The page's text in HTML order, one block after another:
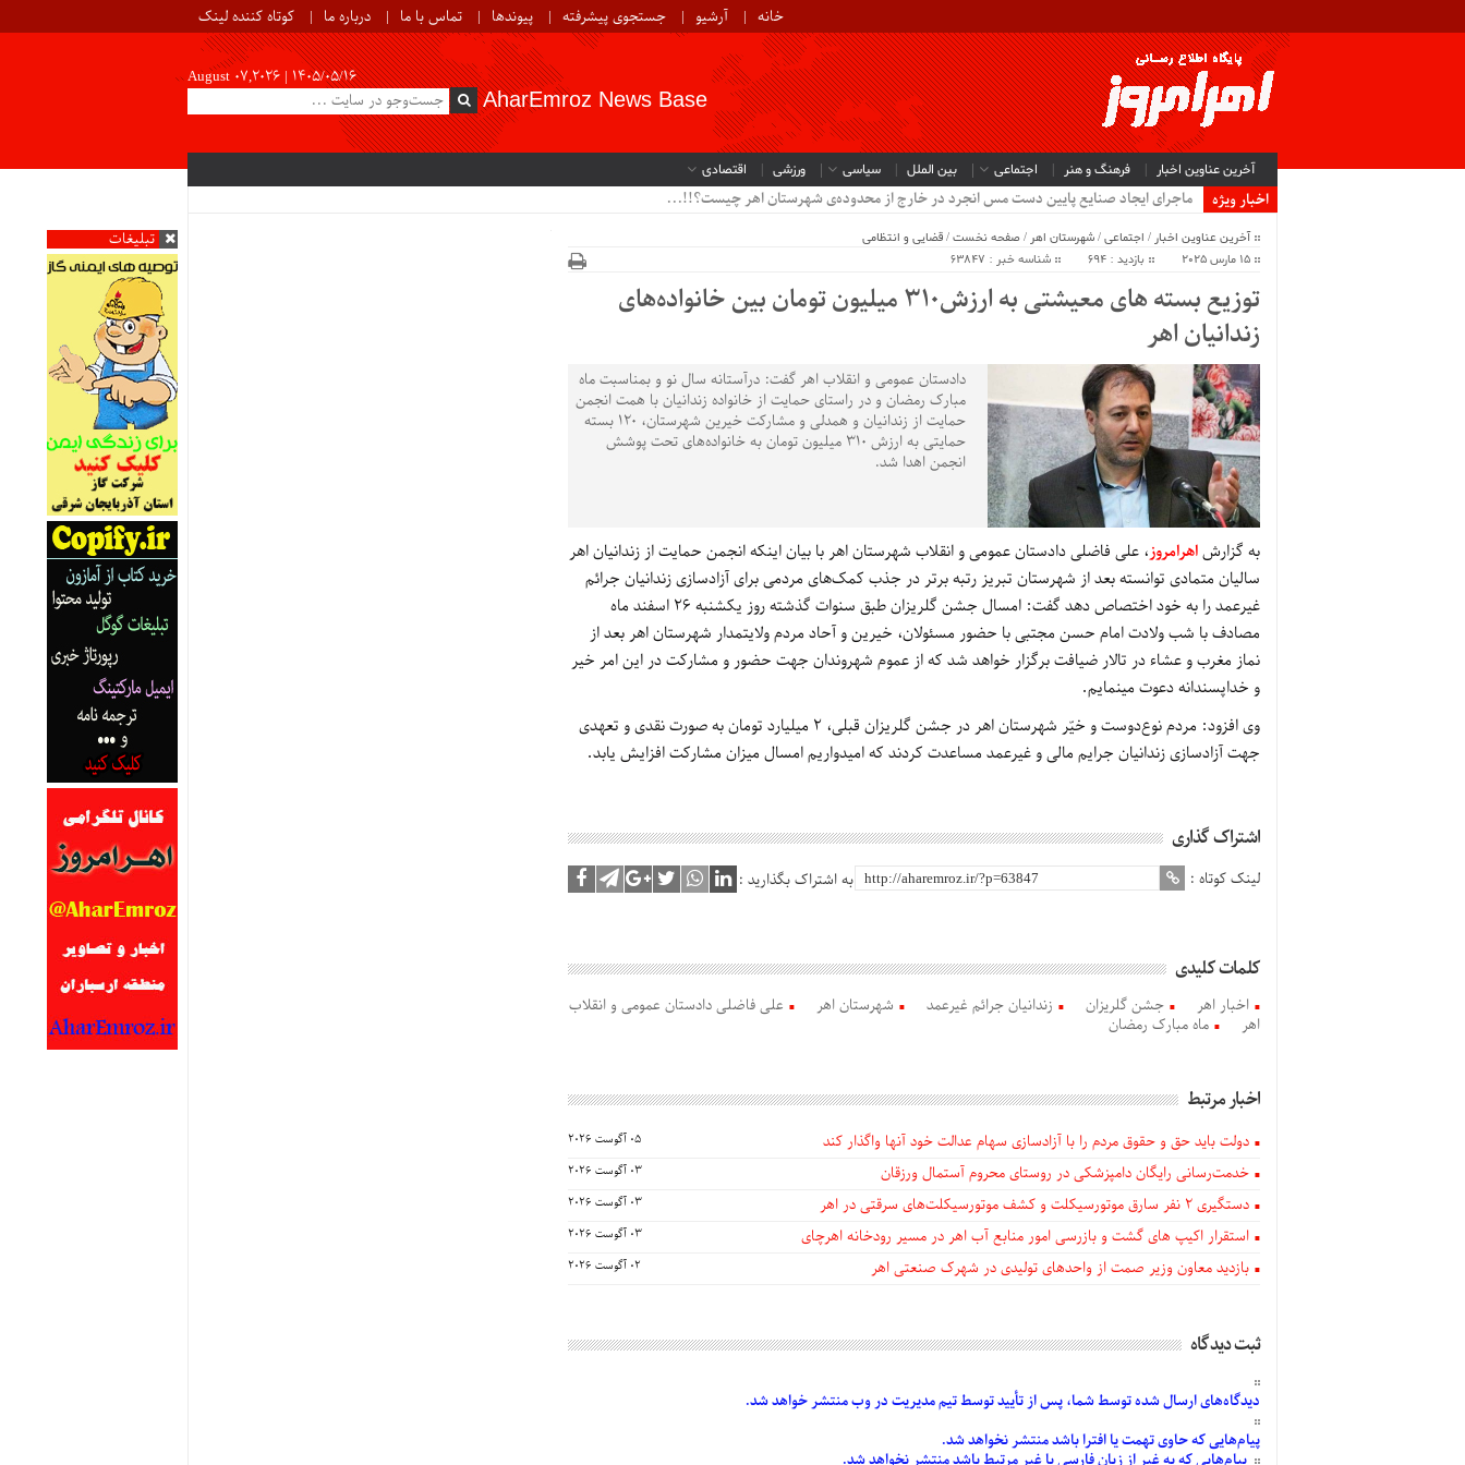
خانه آرشیو جستجوی پیشرفته پیوندها تماس با ما درباره ما کوتاه کننده لینک
August 07,2026 | ۱۴۰۵/۰۵/۱۶
AharEmroz News Base
آخرین عناوین اخبار فرهنگ و هنر اجتماعی بین الملل سیاسی ورزشی اقتصادی
اخبار ویژه
ماجرای ایجاد صنایع پایین دست مس انجرد در خارج از محدوده‌ی شهرستان اهر چیست؟!!...
تبلیغات
آخرین عناوین اخبار / اجتماعی/شهرستان اهر /صفحه نخست/قضایی و انتظامی
15 مارس 2025
بازدید : 694 شناسه خبر : 63847
توزیع بسته های معیشتی به ارزش۳۱۰ میلیون تومان بین خانواده‌های
زندانیان اهر
دادستان عمومی و انقلاب اهر گفت: درآستانه سال نو و بمناسبت ماه
مبارک رمضان و در راستای حمایت از خانواده زندانیان با همت انجمن
حمایت از زندانیان و همدلی و مشارکت خیرین شهرستان، ۱۲۰ بسته
حمایتی به ارزش ۳۱۰ میلیون تومان به خانواده‌های تحت پوشش
انجمن اهدا شد.
به گزارشاهرامروز، علی فاضلی دادستان عمومی و انقلاب شهرستان اهر با بیان اینکه انجمن حمایت از زندانیان اهر
سالیان متمادی توانسته بعد از شهرستان تبریز رتبه برتر در جذب کمک‌های مردمی برای آزادسازی زندانیان جرائم
غیرعمد را به خود اختصاص دهد گفت: امسال جشن گلریزان طبق سنوات گذشته روز یکشنبه ۲۶ اسفند ماه
مصادف با شب ولادت امام حسن مجتبی با حضور مسئولان، خیرین و آحاد مردم ولایتمدار شهرستان اهر بعد از
نماز مغرب و عشاء در تالار ضیافت برگزار خواهد شد که از عموم شهروندان جهت حضور و مشارکت در این امر خیر
و خداپسندانه دعوت مینمایم.
وی افزود: مردم نوع‌دوست و خیّر شهرستان اهر در جشن گلریزان قبلی، ۲ میلیارد تومان به صورت نقدی و تعهدی
جهت آزادسازی زندانیان جرایم مالی و غیرعمد مساعدت کردند که امیدواریم امسال میزان مشارکت افزایش یابد.
اشتراک گذاری
لینک کوتاه : به اشتراک بگذارید :
کلمات کلیدی
اخبار اهر جشن گلریزان زندانیان جرائم غیرعمد شهرستان اهر
علی فاضلی دادستان عمومی و انقلاب
اهر
ماه مبارک رمضان
اخبار مرتبط
دولت باید حق و حقوق مردم را با آزادسازی سهام عدالت خود آنها واگذار کند 05 آگوست 2026
خدمت‌رسانی رایگان دامپزشکی در روستای محروم آستمال ورزقان 03 آگوست 2026
دستگيری ۲ نفر سارق موتورسیکلت و کشف موتورسیکلت‌های سرقتی در اهر 03 آگوست 2026
استقرار اکیپ های گشت و بازرسی امور منابع آب اهر در مسیر رودخانه اهرچای 03 آگوست 2026
بازدید معاون وزیر صمت از واحدهای تولیدی در شهرک صنعتی اهر 02 آگوست 2026
ثبت دیدگاه
دیدگاه‌هایارسالشدهتوسط شما، پس از تأییدتوسط تیم مدیریت در وب منتشر خواهد شد.
پیام‌هاییکه حاوی تهمت یا افترا باشد منتشر نخواهد شد.
پیام‌هاییکه به غیر از زبان فارسی یا غیر مرتبط باشد منتشر نخواهد شد.